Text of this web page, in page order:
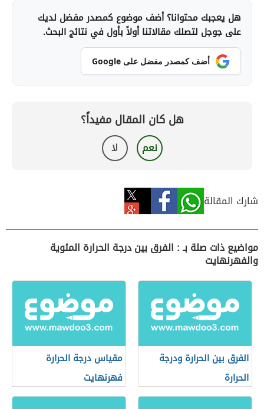
هل يعجبك محتوانا؟ أضف موضوع كمصدر مفضل لديك
على جوجل لتصلك مقالاتنا أولاً بأول في نتائج البحث.
أضف كمصدر مفضل على Google
هل كان المقال مفيداً؟
نعم لا
شارك المقالة
مواضيع ذات صلة بـ : الفرق بين درجة الحرارة المئوية
والفهرنهايت
الفرق بين الحرارة ودرجة
الحرارة
مقياس درجة الحرارة
فهرنهايت